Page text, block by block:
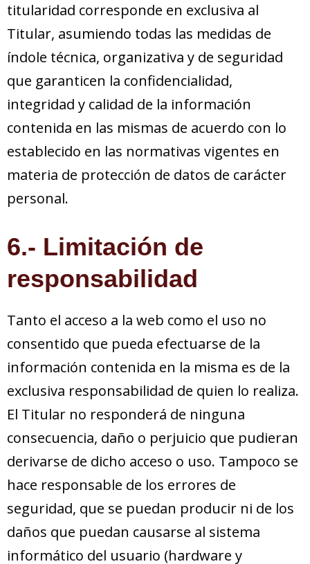
titularidad corresponde en exclusiva al
Titular, asumiendo todas las medidas de
índole técnica, organizativa y de seguridad
que garanticen la confidencialidad,
integridad y calidad de la información
contenida en las mismas de acuerdo con lo
establecido en las normativas vigentes en
materia de protección de datos de carácter
personal.
6.- Limitación de
responsabilidad
Tanto el acceso a la web como el uso no
consentido que pueda efectuarse de la
información contenida en la misma es de la
exclusiva responsabilidad de quien lo realiza.
El Titular no responderá de ninguna
consecuencia, daño o perjuicio que pudieran
derivarse de dicho acceso o uso. Tampoco se
hace responsable de los errores de
seguridad, que se puedan producir ni de los
daños que puedan causarse al sistema
informático del usuario (hardware y